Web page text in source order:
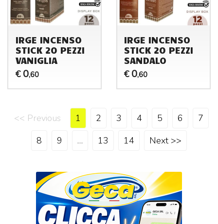
IRGE INCENSO
STICK 20 PEZZI
VANIGLIA
€ 0,60
IRGE INCENSO
STICK 20 PEZZI
SANDALO
€ 0,60
<< Previous 1 2 3 4 5 6
7
8
9 … 13 14 Next >>